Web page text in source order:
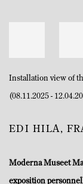
Installation view of
(08.11.2025 -
EDI HILA,
Moderna Museet
exposition